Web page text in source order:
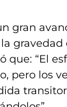
gran
gravedad
que: “El
pero los